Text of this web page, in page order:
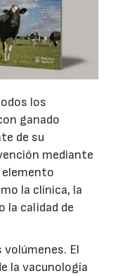
los
ganado
de su
mediante
la clínica, la
la calidad de
volúmenes. El
la vacunología